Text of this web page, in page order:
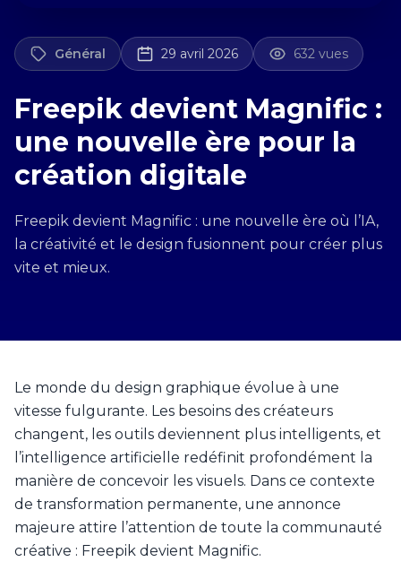
Général 29 avril 2026 632 vues
Freepik devient Magnific :
une nouvelle ère pour la
création digitale
Freepik devient Magnific : une nouvelle ère où l’IA,
la créativité et le design fusionnent pour créer plus
vite et mieux.
Le monde du design graphique évolue à une
vitesse fulgurante. Les besoins des créateurs
changent, les outils deviennent plus intelligents, et
l’intelligence artificielle redéfinit profondément la
manière de concevoir les visuels. Dans ce contexte
de transformation permanente, une annonce
majeure attire l’attention de toute la communauté
créative : Freepik devient Magnific.